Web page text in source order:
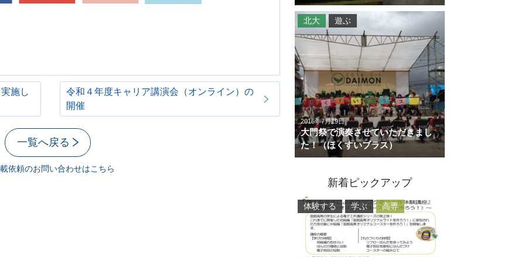
施し
令和４年度キャリア講演会（オンライン）の
開催
一覧へ戻る
依頼のお問い合わせはこちら
2016年7月19日
大門祭で演奏させていただきまし
た！（ほくすいブラス）
北大 遊ぶ
新着ピックアップ
体験する 学ぶ 高専